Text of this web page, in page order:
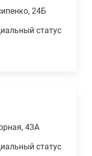
24Б
статус
43А
статус